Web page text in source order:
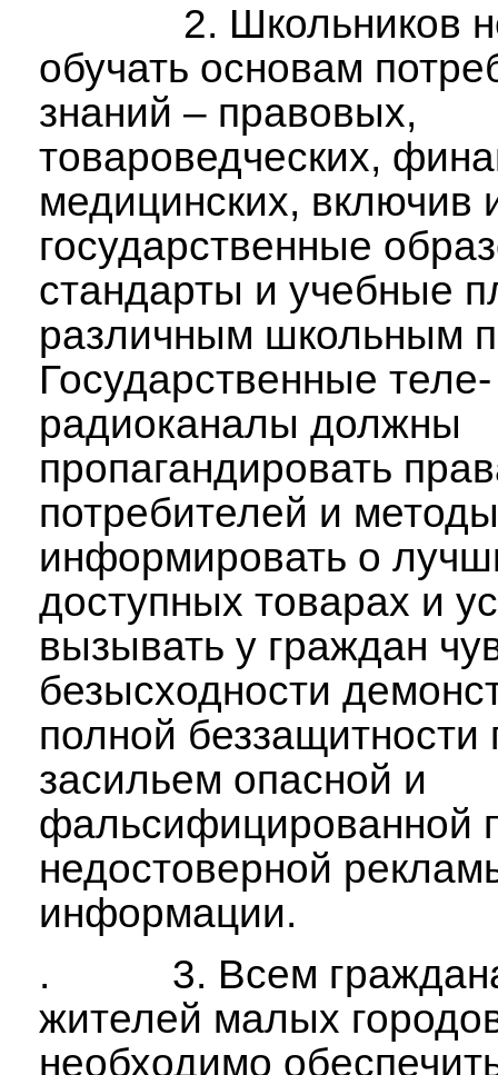
2. Школьников
обучать основам
знаний – правовых,
товароведческих,
медицинских, включив
государственные
стандарты и учебные
различным школьным
Государственные
радиоканалы должны
пропагандировать
потребителей и
информировать о
доступных товарах и
вызывать у граждан
безысходности
полной беззащитности
засильем опасной и
фальсифицированной
недостоверной
информации.
. 3. Всем
жителей малых
необходимо